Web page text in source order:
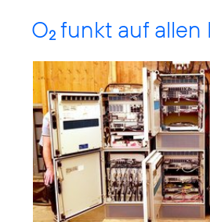
O2 funkt auf allen